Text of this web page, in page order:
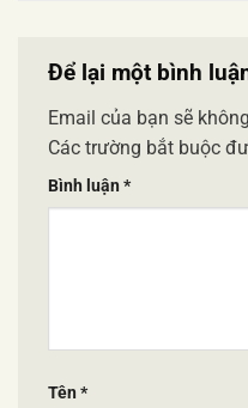
Để lại một bình
Email của bạn sẽ
Các trường bắt buộc
Bình luận *
Tên *